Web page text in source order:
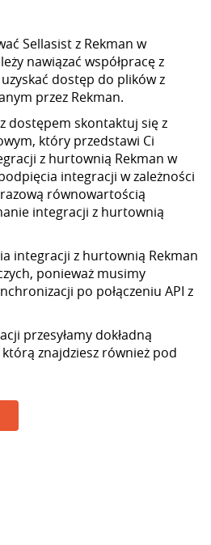
Sellasist z Rekman w
nawiązać współpracę z
dostęp do plików z
przez Rekman.
dostępem skontaktuj się z
który przedstawi Ci
z hurtownią Rekman w
integracji w zależności
równowartością
integracji z hurtownią
integracji z hurtownią Rekman
ponieważ musimy
po połączeniu API z
przesyłamy dokładną
znajdziesz również pod